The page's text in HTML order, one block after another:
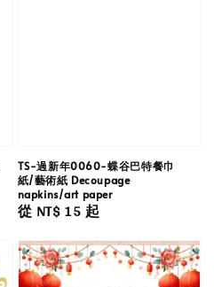
TS-過新年0060-蝶谷巴特餐巾
紙/藝術紙 Decoupage
napkins/art paper
Regular
從 NT$ 15起